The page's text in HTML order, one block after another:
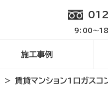
9：00～18
施工事例
賃貸マンション1口ガス